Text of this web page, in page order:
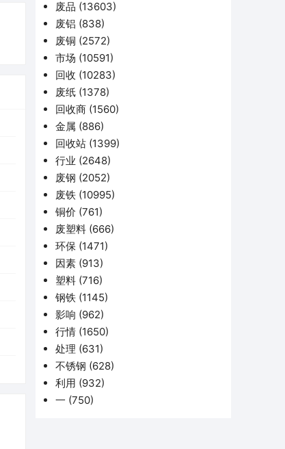
废品 (13603)
废铝 (838)
废铜 (2572)
市场 (10591)
回收 (10283)
废纸 (1378)
回收商 (1560)
金属 (886)
回收站 (1399)
行业 (2648)
废钢 (2052)
废铁 (10995)
铜价 (761)
废塑料 (666)
环保 (1471)
因素 (913)
塑料 (716)
钢铁 (1145)
影响 (962)
行情 (1650)
处理 (631)
不锈钢 (628)
利用 (932)
一 (750)